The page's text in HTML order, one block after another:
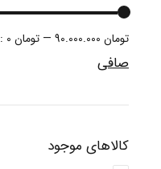
صافی
قيمت: 0 تومان — 90.000.000 تومان
کالاهای موجود